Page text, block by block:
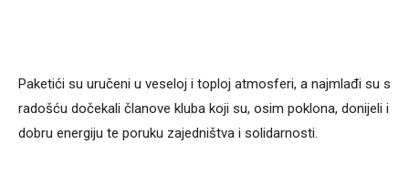
Paketići su uručeni u veseloj i toploj atmosferi, a najmlađi su s
radošću dočekali članove kluba koji su, osim poklona, donijeli i
dobru energiju te poruku zajedništva i solidarnosti.